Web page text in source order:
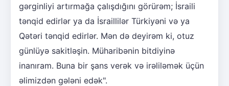
gərginliyi artırmağa çalışdığını görürəm; İsraili
tənqid edirlər ya da İsraillilər Türkiyəni və ya
Qətəri tənqid edirlər. Mən də deyirəm ki, otuz
günlüyə sakitləşin. Müharibənin bitdiyinə
inanıram. Buna bir şans verək və irəliləmək üçün
əlimizdən gələni edək".